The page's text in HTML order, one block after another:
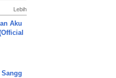
Lebih
Aku